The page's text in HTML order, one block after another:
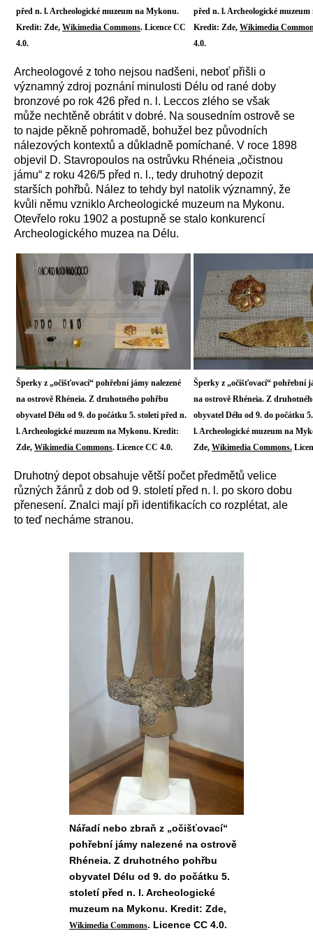
před n. l. Archeologické muzeum na Mykonu.
Kredit: Zde, Wikimedia Commons. Licence CC
4.0.
před n. l. Archeologické
Kredit: Zde, Wikimedia
4.0.
Archeologové z toho nejsou nadšeni, neboť přišli o
významný zdroj poznání minulosti Délu od rané doby
bronzové po rok 426 před n. l. Leccos zlého se však
může nechtěně obrátit v dobré. Na sousedním ostrově se
to najde pěkně pohromadě, bohužel bez původních
nálezových kontextů a důkladně pomíchané. V roce 1898
objevil D. Stavropoulos na ostrůvku Rhéneia „očistnou
jámu“ z roku 426/5 před n. l., tedy druhotný depozit
starších pohřbů. Nález to tehdy byl natolik významný, že
kvůli němu vzniklo Archeologické muzeum na Mykonu.
Otevřelo roku 1902 a postupně se stalo konkurencí
Archeologického muzea na Délu.
Šperky z „očišťovací“ pohřební jámy nalezené
na ostrově Rhéneia. Z druhotného pohřbu
obyvatel Délu od 9. do počátku 5. století před n.
l. Archeologické muzeum na Mykonu. Kredit:
Zde, Wikimedia Commons. Licence CC 4.0.
Šperky z „očišťovací“ pohřební
na ostrově Rhéneia. Z
obyvatel Délu od 9. do počátku
l. Archeologické muzeum na
Zde, Wikimedia Commons.
Druhotný depot obsahuje větší počet předmětů velice
různých žánrů z dob od 9. století před n. l. po skoro dobu
přenesení. Znalci mají při identifikacích co rozplétat, ale
to teď necháme stranou.
Nářadí nebo zbraň z „očišťovací“
pohřební jámy nalezené na ostrově
Rhéneia. Z druhotného pohřbu
obyvatel Délu od 9. do počátku 5.
století před n. l. Archeologické
muzeum na Mykonu. Kredit: Zde,
Wikimedia Commons. Licence CC 4.0.